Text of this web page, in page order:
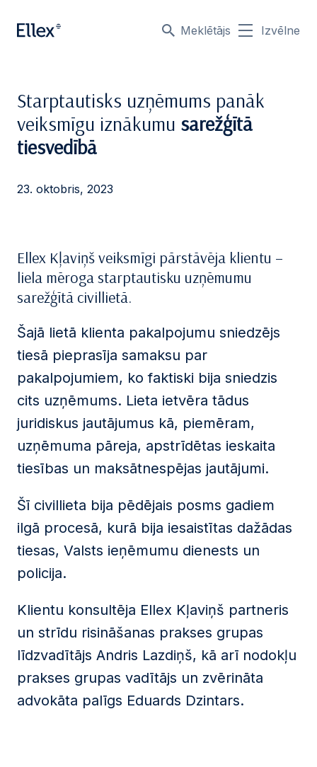
Meklētājs Izvēlne
Starptautisks uzņēmums panāk
veiksmīgu iznākumu sarežģītā
tiesvedībā
23. oktobris, 2023
Ellex Kļaviņš veiksmīgi pārstāvēja klientu –
liela mēroga starptautisku uzņēmumu
sarežģītā civillietā.
Šajā lietā klienta pakalpojumu sniedzējs
tiesā pieprasīja samaksu par
pakalpojumiem, ko faktiski bija sniedzis
cits uzņēmums. Lieta ietvēra tādus
juridiskus jautājumus kā, piemēram,
uzņēmuma pāreja, apstrīdētas ieskaita
tiesības un maksātnespējas jautājumi.
Šī civillieta bija pēdējais posms gadiem
ilgā procesā, kurā bija iesaistītas dažādas
tiesas, Valsts ieņēmumu dienests un
policija.
Klientu konsultēja Ellex Kļaviņš partneris
un strīdu risināšanas prakses grupas
līdzvadītājs Andris Lazdiņš, kā arī nodokļu
prakses grupas vadītājs un zvērināta
advokāta palīgs Eduards Dzintars.